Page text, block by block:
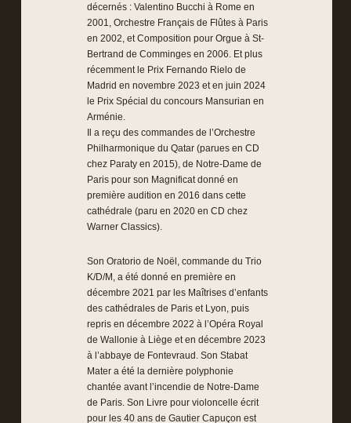
décernés : Valentino Bucchi à Rome en
2001, Orchestre Français de Flûtes à Paris
en 2002, et Composition pour Orgue à St-
Bertrand de Comminges en 2006. Et plus
récemment le Prix Fernando Rielo de
Madrid en novembre 2023 et en juin 2024
le Prix Spécial du concours Mansurian en
Arménie.
Il a reçu des commandes de l’Orchestre
Philharmonique du Qatar (parues en CD
chez Paraty en 2015), de Notre-Dame de
Paris pour son Magnificat donné en
première audition en 2016 dans cette
cathédrale (paru en 2020 en CD chez
Warner Classics).
Son Oratorio de Noël, commande du Trio
K/D/M, a été donné en première en
décembre 2021 par les Maîtrises d’enfants
des cathédrales de Paris et Lyon, puis
repris en décembre 2022 à l’Opéra Royal
de Wallonie à Liège et en décembre 2023
à l’abbaye de Fontevraud. Son Stabat
Mater a été la dernière polyphonie
chantée avant l’incendie de Notre-Dame
de Paris. Son Livre pour violoncelle écrit
pour les 40 ans de Gautier Capuçon est